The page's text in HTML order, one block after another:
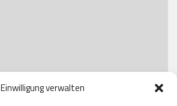
Einwilligung verwalten